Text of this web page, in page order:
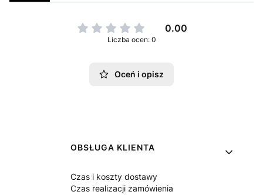
0.00
Liczba ocen: 0
Oceń i opisz
Linki w stopce
OBSŁUGA KLIENTA
Czas i koszty dostawy
Czas realizacji zamówienia